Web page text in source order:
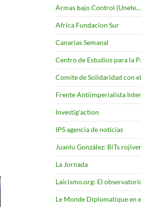
Armas bajo Control
Africa Fundacion Sur
Canarias Semanal
Centro de Estudios para la
Comite de Solidaridad con
Frente Antiimperialista
Investig'action
IPS agencia de noticias
Juanlu González: BiTs
La Jornada
Laicismo.org: El
Le Monde Diplomatique en